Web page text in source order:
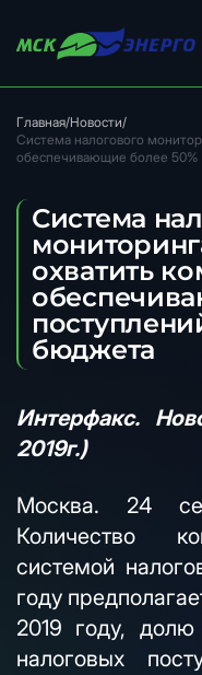
Главная/Новости/
Система налогового
обеспечивающие более
Система
охватить
бюджета
Интерфакс.
2019г.)
Москва. 24
Количество
системой
году
2019 году,
налоговых